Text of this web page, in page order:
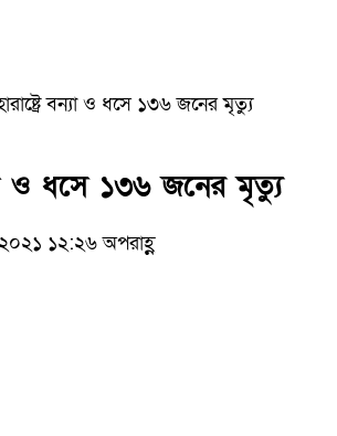
বন্যা ও ধসে ১৩৬ জনের মৃত্যু
ও ধসে ১৩৬ জনের মৃত্যু
১২:২৬ অপরাহ্ণ